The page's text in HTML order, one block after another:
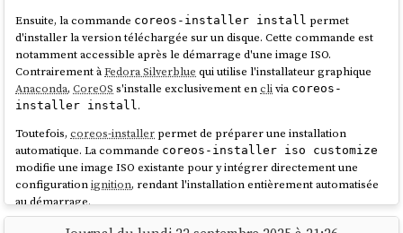
Note suivante : " Convergence vers Bootc".
Ensuite, la commande coreos-installer install permet
d'installer la version téléchargée sur un disque. Cette commande est
notamment accessible après le démarrage d'une image ISO.
Contrairement àFedora Silverblue qui utilise l'installateur graphique
Anaconda,CoreOS s'installe exclusivement enclivia coreos-
installer install .
Toutefois,coreos-installer permet de préparer une installation
automatique. La commande coreos-installer iso customize
modifie une image ISO existante pour y intégrer directement une
configurationignition, rendant l'installation entièrement automatisée
au démarrage.
Voici un exemple dans monplayground:atomic-os-